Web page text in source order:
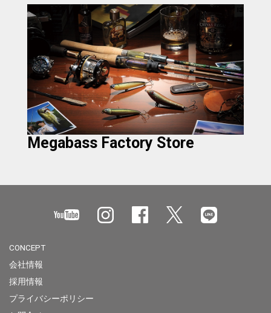
Megabass Factory Store
CONCEPT
会社情報
採用情報
プライバシーポリシー